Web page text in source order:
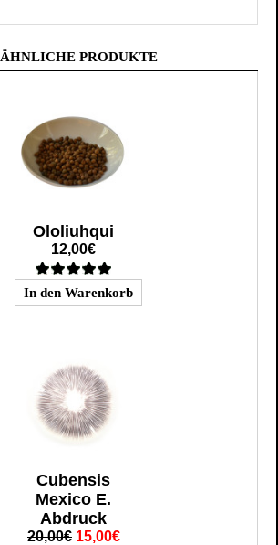
ÄHNLICHE PRODUKTE
Ololiuhqui
12,00€
Cubensis
Mexico E.
Abdruck
20,00€ 15,00€